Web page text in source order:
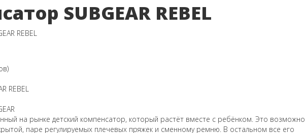
SUBGEAR REBEL
REBEL
на рынке детский компенсатор, который растёт вместе с ребёнком. Это возможно
паре регулируемых плечевых пряжек и сменному ремню. В остальном все его